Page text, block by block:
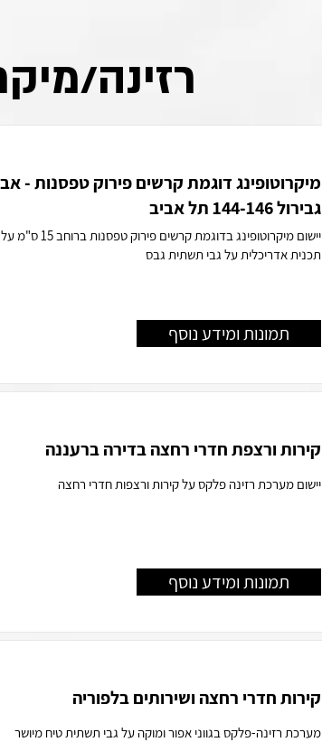
רזינה/
מיקרוטופינג דוגמת קרשים פירוק טפסנות -
גבירול 144-146 תל אביב
יישום מיקרוטופינג בדוגמת קרשים פירוק
תכנית אדריכלית על גבי תשתית גבס
תמונות ומידע נוסף
קירות ורצפת חדרי רחצה בדירה ברעננה
יישום מערכת רזינה פלקס על קירות ורצפות חדרי רחצה
תמונות ומידע נוסף
קירות חדרי רחצה ושירותים בלפוריה
מערכת רזינה-פלקס בגווני אפור ומוקה על גבי תשתית טיח מיושר